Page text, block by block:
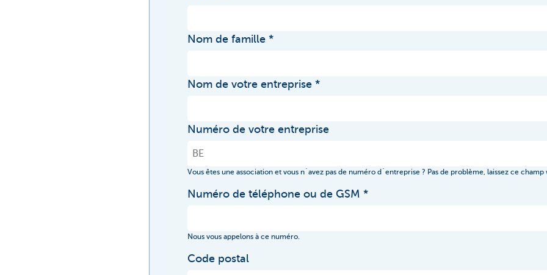
Nom de famille
Nom de votre entreprise
Numéro de votre entreprise
Vous êtes une association et vous n´avez pas de numéro d´entreprise ? Pas de problème, laissez ce champ
Numéro de téléphone ou de GSM
Nous vous appelons à ce numéro.
Code postal